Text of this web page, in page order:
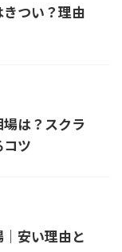
つい？理由
は？スクラ
ツ
安い理由と